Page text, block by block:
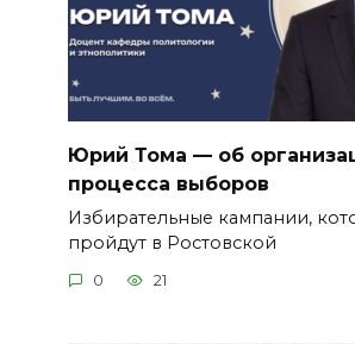
Юрий Тома — об
процесса выборов
Избирательные кампании,
пройдут в Ростовской
0 21